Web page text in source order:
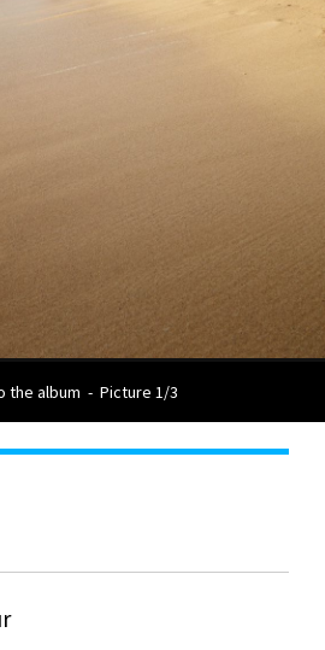
the album - Picture 1/3